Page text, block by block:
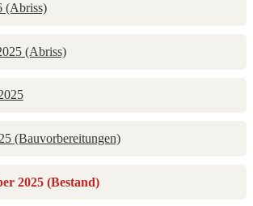
(Abriss)
(Abriss)
(Bauvorbereitungen)
2025 (Bestand)